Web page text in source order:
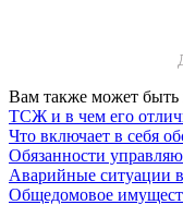
Вам также может быть
ТСЖ и в чем его
Что включает в себя
Обязанности
Аварийные ситуации
Общедомовое